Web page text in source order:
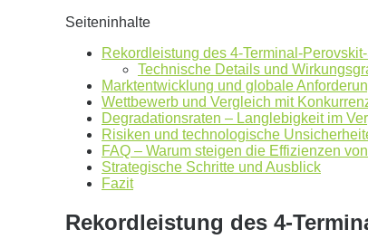
Geben Sie hier Ihren jährlichen Stromverbrauch
Wir empfehlen: kWp Anlage sowie einenkWp
Aktuellen Strompreis anpassen
€/kWh
Hinweis:Dies ist eine Beispielrechnung
Dies ist eine beispielhafte Rechnung mit
0kWh Verbrauch
Seiteninhalte
Rekordleistung des 4-Terminal-
Technische Details und
Marktentwicklung und globale
Wettbewerb und Vergleich mit
Degradationsraten – Langlebigkeit im
Risiken und technologische
FAQ – Warum steigen die Effizienzen
Strategische Schritte und Ausblick
Fazit
Rekordleistung des 4-